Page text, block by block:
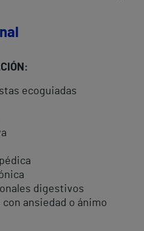
ecoguiadas
digestivos
ansiedad o ánimo